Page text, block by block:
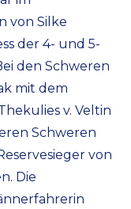
von Silke
der 4- und 5-
den Schweren
mit dem
v. Veltin
Schweren
von
Die